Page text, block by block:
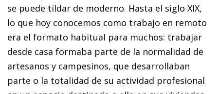
se puede tildar de moderno. Hasta el siglo XIX,
lo que hoy conocemos como trabajo en remoto
era el formato habitual para muchos: trabajar
desde casa formaba parte de la normalidad de
artesanos y campesinos, que desarrollaban
parte o la totalidad de su actividad profesional